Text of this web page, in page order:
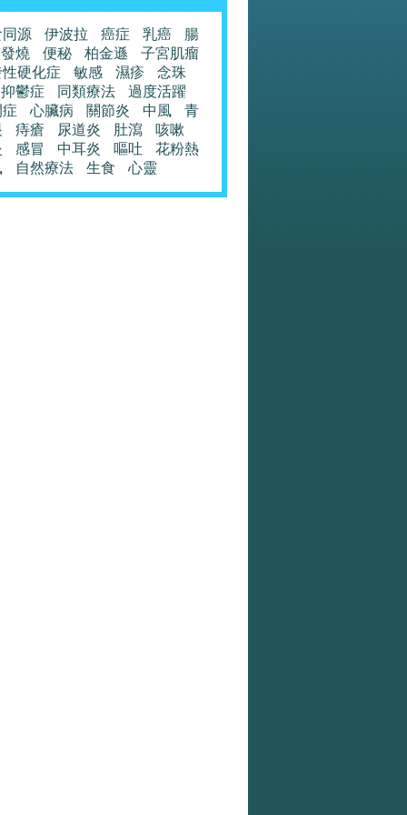
源 伊波拉 癌症 乳癌
腸
發燒
便秘 柏金遜
子宮肌瘤
硬化症
敏感 濕疹
念珠
抑鬱症
同類療法
過度活躍
心臟病 關節炎 中風
青
痔瘡 尿道炎 肚瀉
咳嗽
感冒 中耳炎 嘔吐
花粉熱
自然療法 生食 心靈